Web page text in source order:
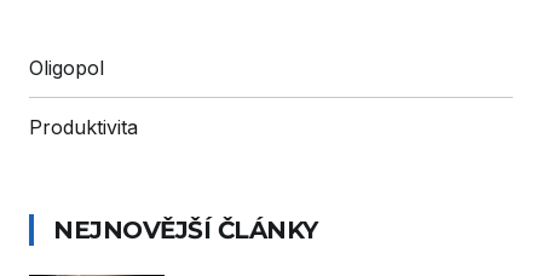
Oligopol
Produktivita
NEJNOVĚJŠÍ ČLÁNKY